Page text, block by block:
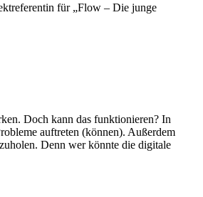
für „Flow – Die junge
Doch kann das funktionieren? In
auftreten (können). Außerdem
Denn wer könnte die digitale